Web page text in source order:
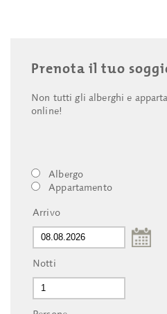
Prenota il tuo
Non tutti gli alberghi e
online!
Albergo
Appartamento
Arrivo
Notti